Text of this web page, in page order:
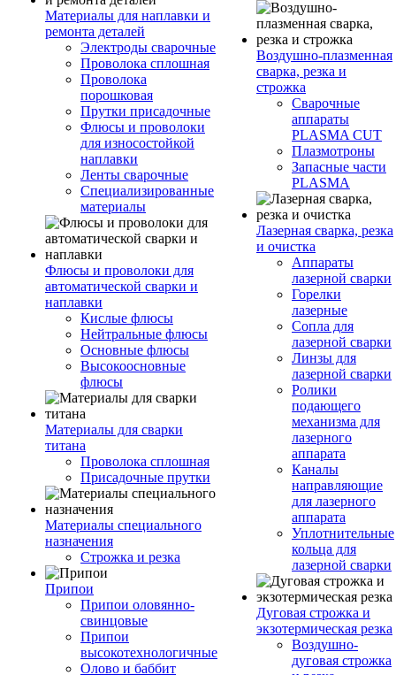
Материалы для наплавки и
ремонта деталей
Электроды сварочные
Проволока сплошная
Проволока
порошковая
Прутки присадочные
Флюсы и проволоки
для износостойкой
наплавки
Ленты сварочные
Специализированные
материалы
Флюсы и проволоки для
автоматической сварки и
наплавки
Кислые флюсы
Нейтральные флюсы
Основные флюсы
Высокоосновные
флюсы
Материалы для сварки
титана
Проволока сплошная
Присадочные прутки
Материалы специального
назначения
Строжка и резка
Припои
Припои оловянно-
свинцовые
Припои
высокотехнологичные
Олово и баббит
Воздушно-плазменная
сварка, резка и
строжка
Сварочные
аппараты
PLASMA CUT
Плазмотроны
Запасные части
PLASMA
Лазерная сварка, резка
и очистка
Аппараты
лазерной сварки
Горелки
лазерные
Сопла для
лазерной сварки
Линзы для
лазерной сварки
Ролики
подающего
механизма для
лазерного
аппарата
Каналы
направляющие
для лазерного
аппарата
Уплотнительные
кольца для
лазерной сварки
Дуговая строжка и
экзотермическая резка
Воздушно-
дуговая строжка